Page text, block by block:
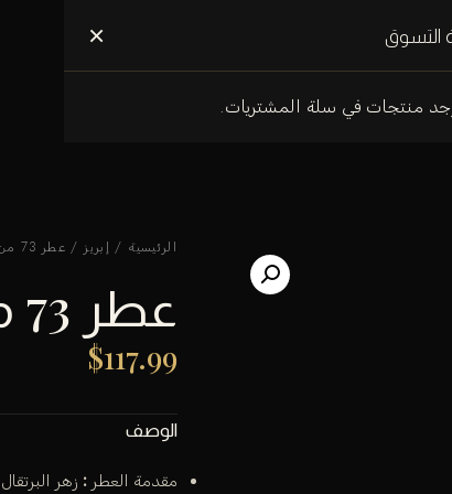
التسوق ×
منتجات في سلة المشتريات.
الرئيسية / إبريز / عطر 73 من إبريز باريس 50مل
عطر 73 من إبريز باريس 50مل
$117.99
الوصف
مقدمة العطر : زهر